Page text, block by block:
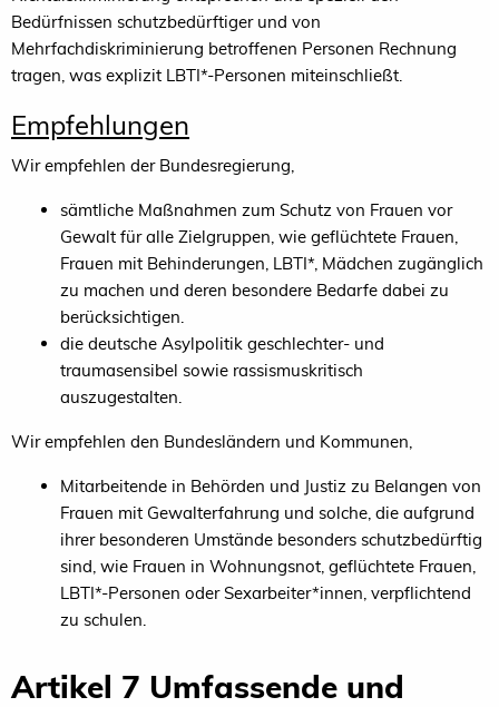
Bedürfnissen schutzbedürftiger und von
Mehrfachdiskriminierung betroffenen Personen Rechnung
tragen, was explizit LBTI*-Personen miteinschließt.
Empfehlungen
Wir empfehlen der Bundesregierung,
sämtliche Maßnahmen zum Schutz von Frauen vor
Gewalt für alle Zielgruppen, wie geflüchtete Frauen,
Frauen mit Behinderungen, LBTI*, Mädchen zugänglich
zu machen und deren besondere Bedarfe dabei zu
berücksichtigen.
die deutsche Asylpolitik geschlechter- und
traumasensibel sowie rassismuskritisch
auszugestalten.
Wir empfehlen den Bundesländern und Kommunen,
Mitarbeitende in Behörden und Justiz zu Belangen von
Frauen mit Gewalterfahrung und solche, die aufgrund
ihrer besonderen Umstände besonders schutzbedürftig
sind, wie Frauen in Wohnungsnot, geflüchtete Frauen,
LBTI*-Personen oder Sexarbeiter*innen, verpflichtend
zu schulen.
Artikel 7 Umfassende und